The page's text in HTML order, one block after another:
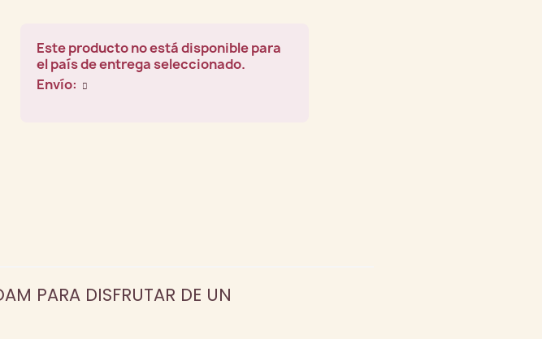
Este producto no está disponible para
el país de entrega seleccionado.
Envío:
PARA DISFRUTAR DE UN